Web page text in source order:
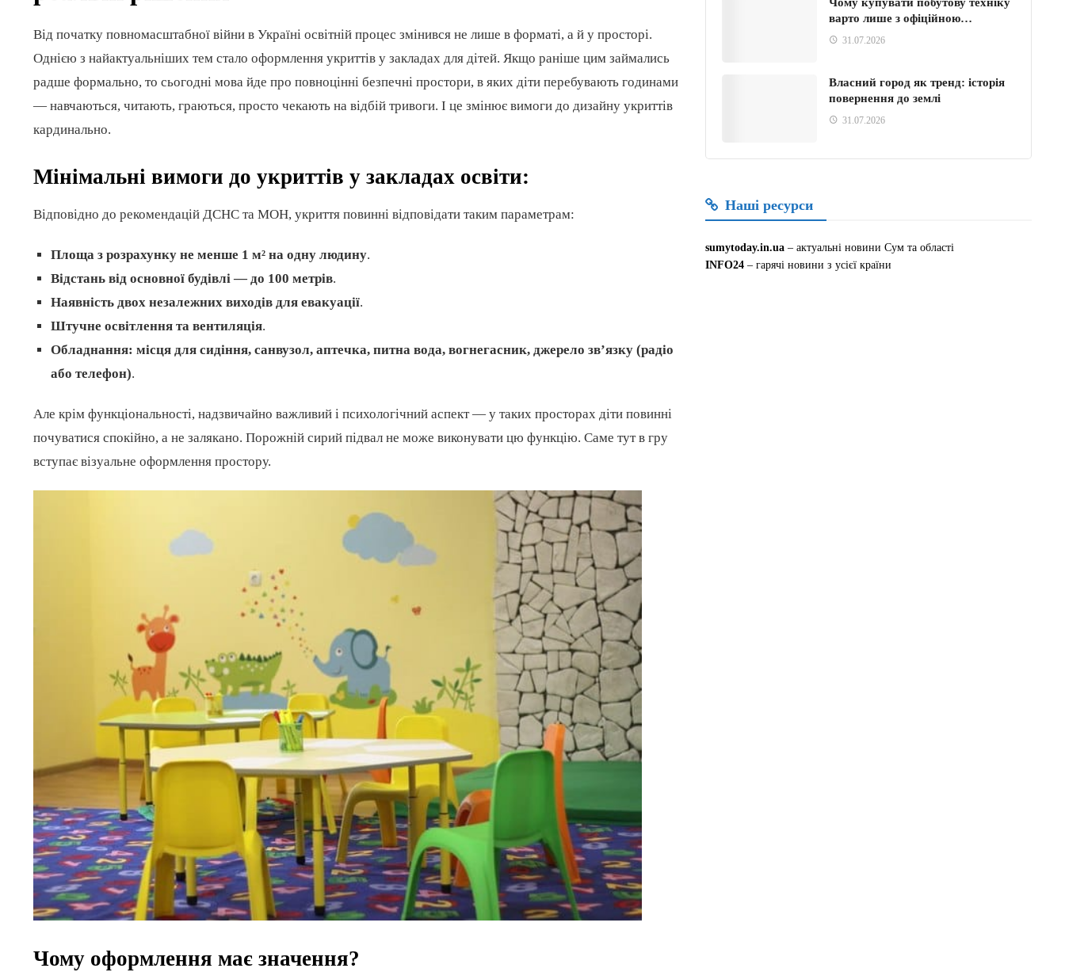
Від початку повномасштабної війни в Україні освітній процес змінився не лише в форматі, а й у просторі.
Однією з найактуальніших тем стало оформлення укриттів у закладах для дітей. Якщо раніше цим займались
радше формально, то сьогодні мова йде про повноцінні безпечні простори, в яких діти перебувають годинами
— навчаються, читають, граються, просто чекають на відбій тривоги. І це змінює вимоги до дизайну укриттів
кардинально.
Мінімальні вимоги до укриттів у закладах освіти:
Відповідно до рекомендацій ДСНС та МОН, укриття повинні відповідати таким параметрам:
Площа з розрахунку не менше 1 м² на одну людину.
Відстань від основної будівлі — до 100 метрів.
Наявність двох незалежних виходів для евакуації.
Штучне освітлення та вентиляція.
Обладнання: місця для сидіння, санвузол, аптечка, питна вода, вогнегасник, джерело зв’язку (радіо
або телефон).
Але крім функціональності, надзвичайно важливий і психологічний аспект — у таких просторах діти повинні
почуватися спокійно, а не залякано. Порожній сирий підвал не може виконувати цю функцію. Саме тут в гру
вступає візуальне оформлення простору.
Чому оформлення має значення?
Чому купувати побутову техніку
варто лише з офіційною…
31.07.2026
Власний город як тренд: історія
повернення до землі
31.07.2026
Наші ресурси
sumytoday.in.ua – актуальні новини Сум та області
INFO24 – гарячі новини з усієї країни